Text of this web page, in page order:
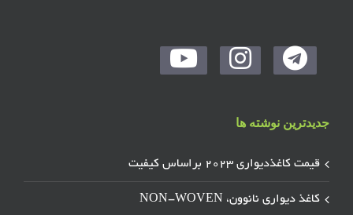
جدیدترین نوشته ها
قیمت کاغذدیواری ۲۰۲۳ براساس کیفیت
کاغذ دیواری نانوون، NON-WOVEN